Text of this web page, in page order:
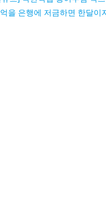
을 은행에 저금하면 한달이